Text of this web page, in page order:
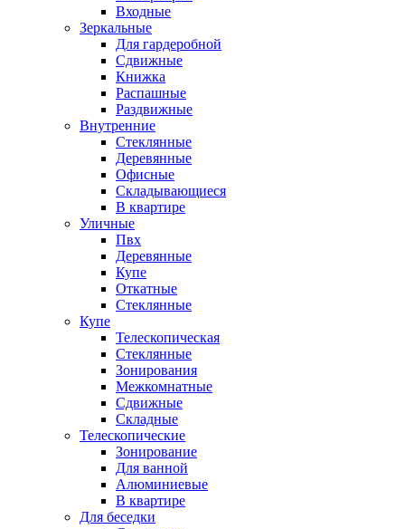
Входные
Зеркальные
Для гардеробной
Сдвижные
Книжка
Распашные
Раздвижные
Внутренние
Стеклянные
Деревянные
Офисные
Складывающиеся
В квартире
Уличные
Пвх
Деревянные
Купе
Откатные
Стеклянные
Купе
Телескопическая
Стеклянные
Зонирования
Межкомнатные
Сдвижные
Складные
Телескопические
Зонирование
Для ванной
Алюминиевые
В квартире
Для беседки